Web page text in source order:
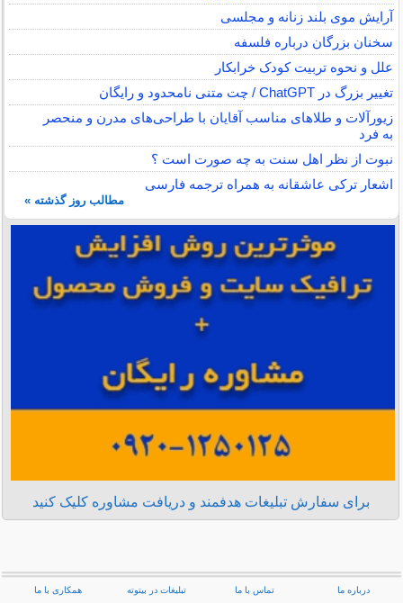
آرایش موی بلند زنانه و مجلسی
سخنان بزرگان درباره فلسفه
علل و نحوه تربیت کودک خرابکار
تغییر بزرگ در ChatGPT / چت متنی نامحدود و رایگان
زیورآلات و طلاهای مناسب آقایان با طراحی‌های مدرن و منحصر
به فرد
نبوت از نظر اهل سنت به چه صورت است ؟
اشعار ترکی عاشقانه به همراه ترجمه فارسی
مطالب روز گذشته »
برای سفارش تبلیغات هدفمند و دریافت مشاوره کلیک کنید
درباره ما تماس با ما تبلیغات در بیتوته همکاری با ما